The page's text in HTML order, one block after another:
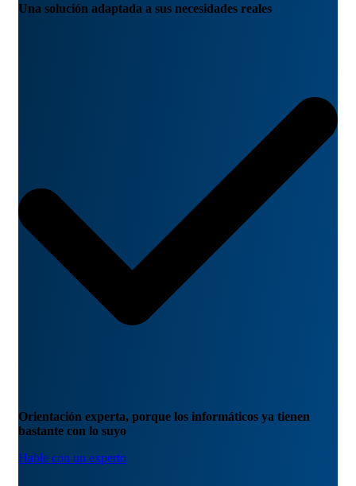
Una solución adaptada a sus necesidades reales
Orientación experta, porque los informáticos ya tienen
bastante con lo suyo
Hable con un experto